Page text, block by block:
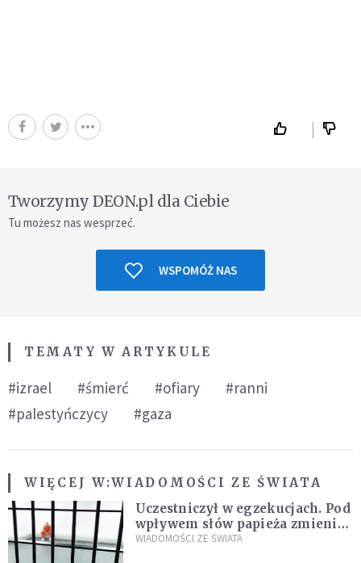
Tworzymy DEON.pl dla Ciebie
Tu możesz nas wesprzeć.
WSPOMÓŻ NAS
TEMATY W ARTYKULE
#izrael #śmierć #ofiary
#ranni
#palestyńczycy
#gaza
WIĘCEJ W:WIADOMOŚCI ZE ŚWIATA
Uczestniczył w egzekucjach. Pod
wpływem słów papieża zmienił
zdanie
WIADOMOŚCI ZE ŚWIATA